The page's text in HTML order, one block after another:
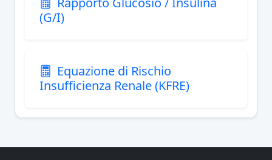
(G/I)
Equazione di Rischio
Insufficienza Renale (KFRE)